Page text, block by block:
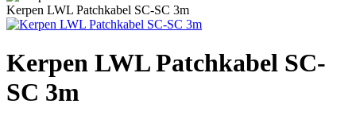
Kerpen LWL Patchkabel SC-SC 3m
Kerpen LWL Patchkabel SC-
SC 3m